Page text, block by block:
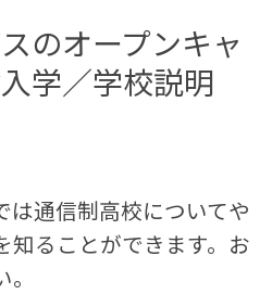
のオープンキャ
学／学校説明
は通信制高校についてや
知ることができます。お